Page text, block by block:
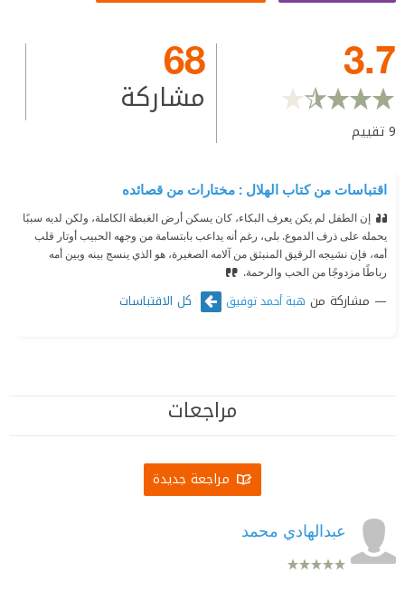
3.7
9تقييم
68
مشاركة
اقتباسات من كتاب الهلال : مختارات من قصائده
إن الطفل لم يكن يعرف البكاء، كان يسكن أرض الغبطة الكاملة، ولكن لديه سببًا
يحمله على ذرف الدموع‏. ‫بلى، رغم أنه يداعب بابتسامة من وجهه الحبيب أوتار قلب
أمه، فإن نشيجه الرقيق المنبثق من آلامه الصغيرة، هو الذي ينسج بينه وبين أمه
رباطًا مزدوجًا من الحب والرحمة.
مشاركة من هبة أحمد توفيق كل الاقتباسات
مراجعات
مراجعة جديدة
عبدالهادي محمد